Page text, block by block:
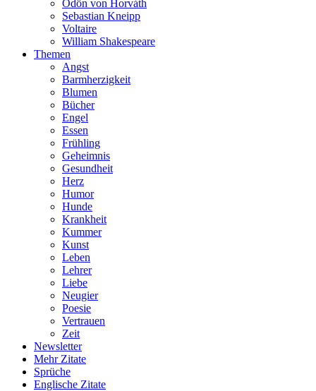
Ödön von Horváth
Sebastian Kneipp
Voltaire
William Shakespeare
Themen
Angst
Barmherzigkeit
Blumen
Bücher
Engel
Essen
Frühling
Geheimnis
Gesundheit
Herz
Humor
Hunde
Krankheit
Kummer
Kunst
Leben
Lehrer
Liebe
Neugier
Poesie
Vertrauen
Zeit
Newsletter
Mehr Zitate
Sprüche
Englische Zitate